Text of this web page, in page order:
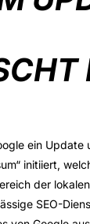
ein Update
initiiert,
der
SEO-